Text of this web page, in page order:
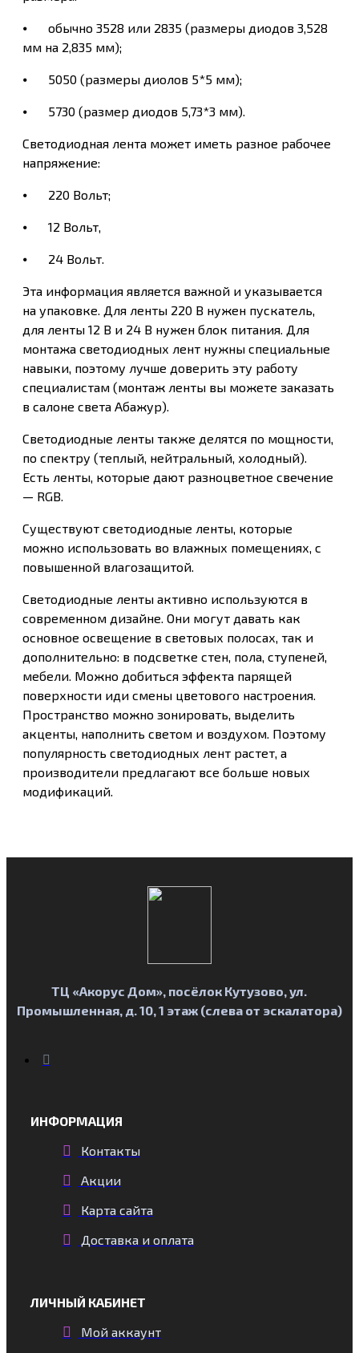
⦁
обычно 3528 или 2835 (размеры диодов 3,528
мм на 2,835 мм);
⦁ 5050 (размеры диолов 5*5 мм);
⦁ 5730 (размер диодов 5,73*3 мм).
Светодиодная лента может иметь разное рабочее
напряжение:
⦁ 220 Вольт;
⦁ 12 Вольт,
⦁ 24 Вольт.
Эта информация является важной и указывается
на упаковке. Для ленты 220 В нужен пускатель,
для ленты 12 В и 24 В нужен блок питания. Для
монтажа светодиодных лент нужны специальные
навыки, поэтому лучше доверить эту работу
специалистам (монтаж ленты вы можете заказать
в салоне света Абажур).
Светодиодные ленты также делятся по мощности,
по спектру (теплый, нейтральный, холодный).
Есть ленты, которые дают разноцветное свечение
— RGB.
Существуют светодиодные ленты, которые
можно использовать во влажных помещениях, с
повышенной влагозащитой.
Светодиодные ленты активно используются в
современном дизайне. Они могут давать как
основное освещение в световых полосах, так и
дополнительно: в подсветке стен, пола, ступеней,
мебели. Можно добиться эффекта парящей
поверхности иди смены цветового настроения.
Пространство можно зонировать, выделить
акценты, наполнить светом и воздухом. Поэтому
популярность светодиодных лент растет, а
производители предлагают все больше новых
модификаций.
ТЦ «Акорус Дом», посёлок Кутузово, ул.
Промышленная, д. 10, 1 этаж (слева от эскалатора)
ИНФОРМАЦИЯ
Контакты
Акции
Карта сайта
Доставка и оплата
ЛИЧНЫЙ КАБИНЕТ
Мой аккаунт